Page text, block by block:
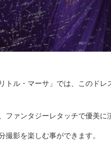
トル・マーサ」では、このドレ
ファンタジーレタッチで優美に
影を楽しむ事ができます。